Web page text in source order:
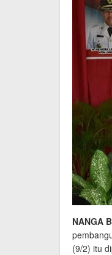
NANGA
(9/2) itu